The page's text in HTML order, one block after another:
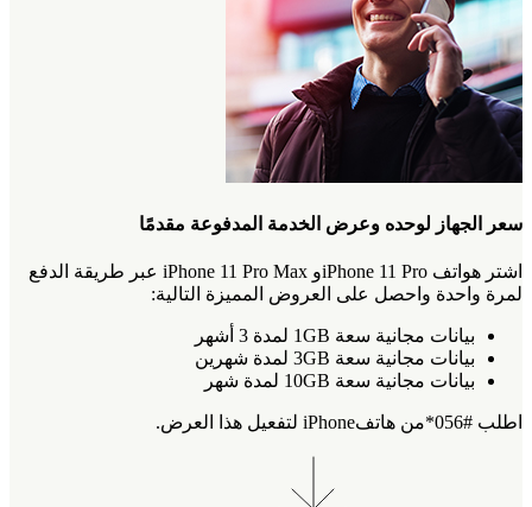
سعر الجهاز لوحده وعرض الخدمة المدفوعة مقدمًا
اشتر هواتف iPhone 11 Proو iPhone 11 Pro Max عبر طريقة الدفع
لمرة واحدة واحصل على العروض المميزة التالية:
بيانات مجانية سعة 1GB لمدة 3 أشهر
بيانات مجانية سعة 3GB لمدة شهرين
بيانات مجانية سعة 10GB لمدة شهر
اطلب #056*من هاتفiPhone لتفعيل هذا العرض.